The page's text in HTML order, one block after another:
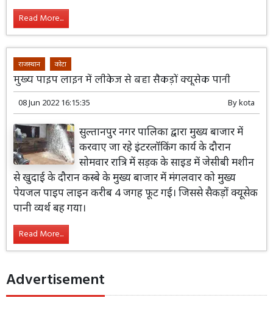
Read More...
राजस्थान कोटा
मुख्य पाइप लाइन में लीकेज से बहा सैकड़ों क्यूसेक पानी
08 Jun 2022 16:15:35 Bykota
सुल्तानपुर नगर पालिका द्वारा मुख्य बाजार में
करवाए जा रहे इंटरलॉकिंग कार्य के दौरान
सोमवार रात्रि में सड़क के साइड में जेसीबी मशीन
से खुदाई के दौरान कस्बे के मुख्य बाजार में मंगलवार को मुख्य
पेयजल पाइप लाइन करीब 4 जगह फूट गई। जिससे सैकड़ों क्यूसेक
पानी व्यर्थ बह गया।
Read More...
Advertisement